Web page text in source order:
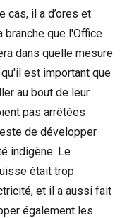
cas, il a d’ores et
branche que l'Office
dans quelle mesure
est important que
au bout de leur
pas arrêtées
de développer
indigène. Le
était trop
et il a aussi fait
également les